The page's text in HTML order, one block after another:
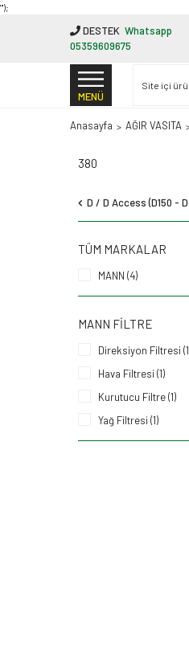
"');
DESTEK Whatsapp
05359609675
MENÜ
Anasayfa AĞIR VASITA
380
D / D Access (D150 -
TÜM MARKALAR
MANN (4)
MANN FILTRE
Direksiyon Filtresi
Hava Filtresi (1)
Kurutucu Filtre (1)
Yağ Filtresi (1)